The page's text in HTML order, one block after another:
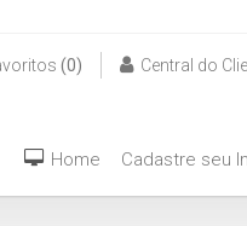
Central do
(0)
(47) 999940042
Cadastre seu
Home